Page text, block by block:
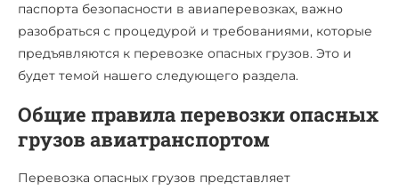
паспорта безопасности в авиаперевозках, важно
разобраться с процедурой и требованиями, которые
предъявляются к перевозке опасных грузов. Это и
будет темой нашего следующего раздела.
Общие правила перевозки опасных
грузов авиатранспортом
Перевозка опасных грузов представляет